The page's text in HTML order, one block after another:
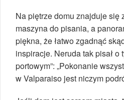
Na piętrze domu znajduje się
maszyna do pisania, a
piękna, że łatwo zgadnąć
inspiracje. Neruda tak pisał o
portowym”: „Pokonanie
w Valparaiso jest niczym